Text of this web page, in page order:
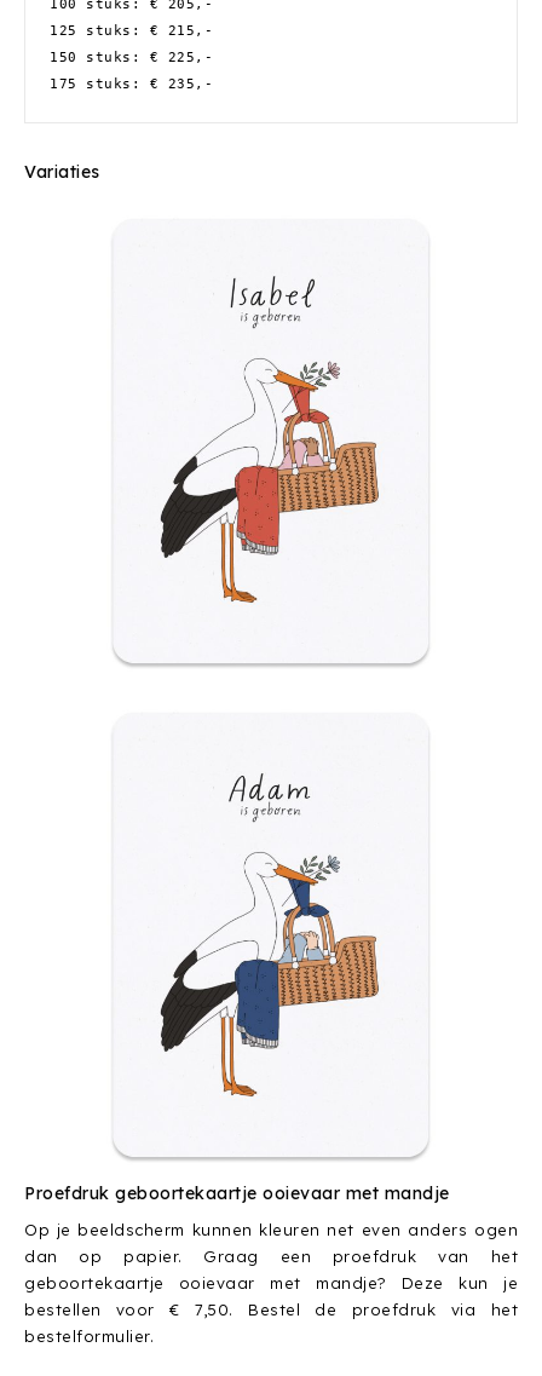
100 stuks: € 205,-
125 stuks: € 215,-
150 stuks: € 225,-
175 stuks: € 235,-
Variaties
Proefdruk geboortekaartje ooievaar met mandje
Op je beeldscherm kunnen kleuren net even anders ogen
dan op papier. Graag een proefdruk van het
geboortekaartje ooievaar met mandje? Deze kun je
bestellen voor € 7,50. Bestel de proefdruk via het
bestelformulier.